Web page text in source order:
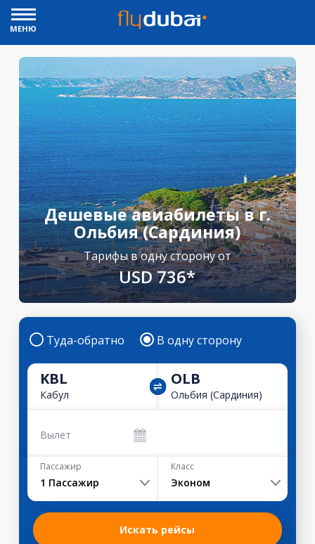
МЕНЮ
Дешевые авиабилеты в г.
Ольбия (Сардиния)
Тарифы в одну сторону от
USD 736*
Туда-обратно В одну сторону
KBL
Кабул
OLB
Ольбия (Сардиния)
Вылет
Пассажир
1 Пассажир
Класс
Эконом
Искать рейсы